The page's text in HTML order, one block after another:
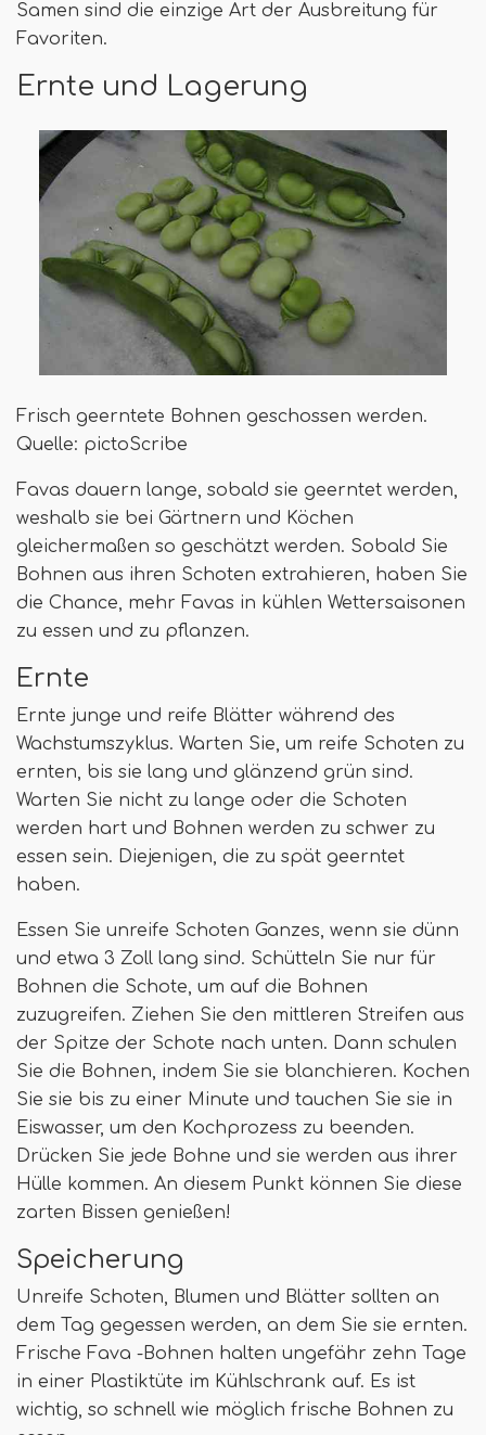
Samen sind die einzige Art der Ausbreitung für
Favoriten.
Ernte und Lagerung
Frisch geerntete Bohnen geschossen werden.
Quelle: pictoScribe
Favas dauern lange, sobald sie geerntet werden,
weshalb sie bei Gärtnern und Köchen
gleichermaßen so geschätzt werden. Sobald Sie
Bohnen aus ihren Schoten extrahieren, haben Sie
die Chance, mehr Favas in kühlen Wettersaisonen
zu essen und zu pflanzen.
Ernte
Ernte junge und reife Blätter während des
Wachstumszyklus. Warten Sie, um reife Schoten zu
ernten, bis sie lang und glänzend grün sind.
Warten Sie nicht zu lange oder die Schoten
werden hart und Bohnen werden zu schwer zu
essen sein. Diejenigen, die zu spät geerntet
haben.
Essen Sie unreife Schoten Ganzes, wenn sie dünn
und etwa 3 Zoll lang sind. Schütteln Sie nur für
Bohnen die Schote, um auf die Bohnen
zuzugreifen. Ziehen Sie den mittleren Streifen aus
der Spitze der Schote nach unten. Dann schulen
Sie die Bohnen, indem Sie sie blanchieren. Kochen
Sie sie bis zu einer Minute und tauchen Sie sie in
Eiswasser, um den Kochprozess zu beenden.
Drücken Sie jede Bohne und sie werden aus ihrer
Hülle kommen. An diesem Punkt können Sie diese
zarten Bissen genießen!
Speicherung
Unreife Schoten, Blumen und Blätter sollten an
dem Tag gegessen werden, an dem Sie sie ernten.
Frische Fava -Bohnen halten ungefähr zehn Tage
in einer Plastiktüte im Kühlschrank auf. Es ist
wichtig, so schnell wie möglich frische Bohnen zu